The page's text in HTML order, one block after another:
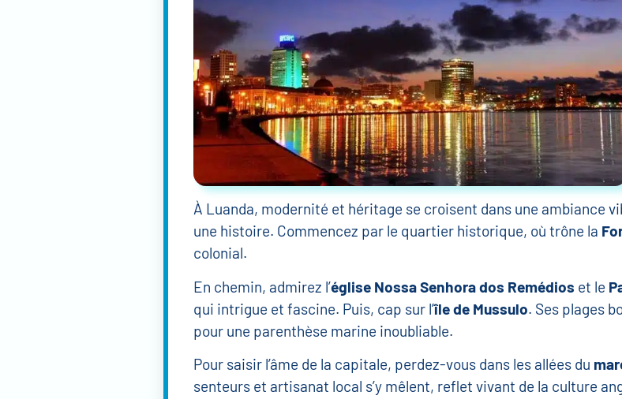
À Luanda, modernité et héritage se croisent dans une ambiance
une histoire. Commencez par le quartier historique, où trône la
colonial.
En chemin, admirez l’église Nossa Senhora dos Remédios et le
qui intrigue et fascine. Puis, cap sur l’île de Mussulo. Ses plages
pour une parenthèse marine inoubliable.
Pour saisir l’âme de la capitale, perdez-vous dans les allées du
senteurs et artisanat local s’y mêlent, reflet vivant de la culture